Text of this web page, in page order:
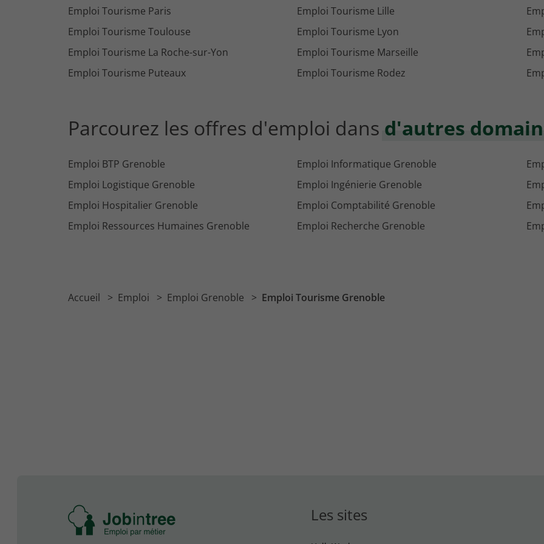
Emploi Tourisme Paris Emploi Tourisme Lille
Emploi Tourisme Toulouse
Emploi Tourisme Lyon
Emploi Tourisme La Roche-sur-Yon
Emploi Tourisme Marseille
Emploi Tourisme Puteaux
Emploi Tourisme Rodez
Parcourez les offres d'emploi dans d'autres
Emploi BTP Grenoble Emploi Informatique Grenoble
Emploi Logistique Grenoble
Emploi Ingénierie Grenoble
Emploi Hospitalier Grenoble
Emploi Comptabilité Grenoble
Emploi Ressources Humaines Grenoble
Emploi Recherche Grenoble
Accueil Emploi Emploi Grenoble Emploi Tourisme Grenoble
Se
rendre
Les sites